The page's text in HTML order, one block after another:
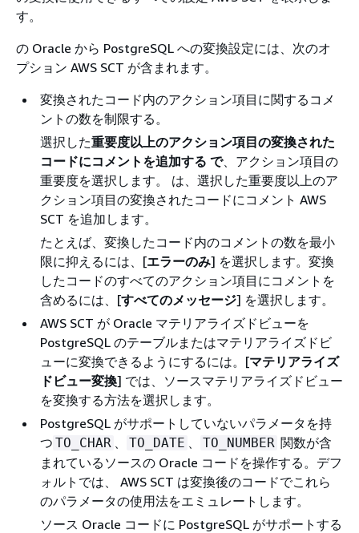
す。
の Oracle から PostgreSQL への変換設定には、次のオ
プション AWS SCT が含まれます。
変換されたコード内のアクション項目に関するコメ
ントの数を制限する。
選択した重要度以上のアクション項目の変換された
コードにコメントを追加する で、アクション項目の
重要度を選択します。 は、選択した重要度以上のア
クション項目の変換されたコードにコメント AWS
SCT を追加します。
たとえば、変換したコード内のコメントの数を最小
限に抑えるには、[エラーのみ] を選択します。変換
したコードのすべてのアクション項目にコメントを
含めるには、[すべてのメッセージ] を選択します。
AWS SCT が Oracle マテリアライズドビューを
PostgreSQL のテーブルまたはマテリアライズドビ
ューに変換できるようにするには。[マテリアライズ
ドビュー変換] では、ソースマテリアライズドビュー
を変換する方法を選択します。
PostgreSQL がサポートしていないパラメータを持
つ TO_CHAR 、 TO_DATE 、 TO_NUMBER 関数が含
まれているソースの Oracle コードを操作する。デフ
ォルトでは、 AWS SCT は変換後のコードでこれら
のパラメータの使用法をエミュレートします。
ソース Oracle コードに PostgreSQL がサポートする